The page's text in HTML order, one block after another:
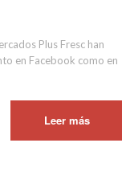
Plus Fresc han
en Facebook como en
Leer más